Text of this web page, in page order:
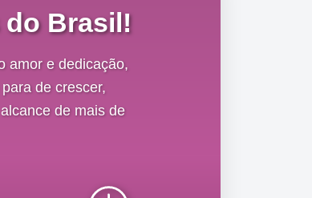
do Brasil!
amor e dedicação,
de crescer,
de mais de